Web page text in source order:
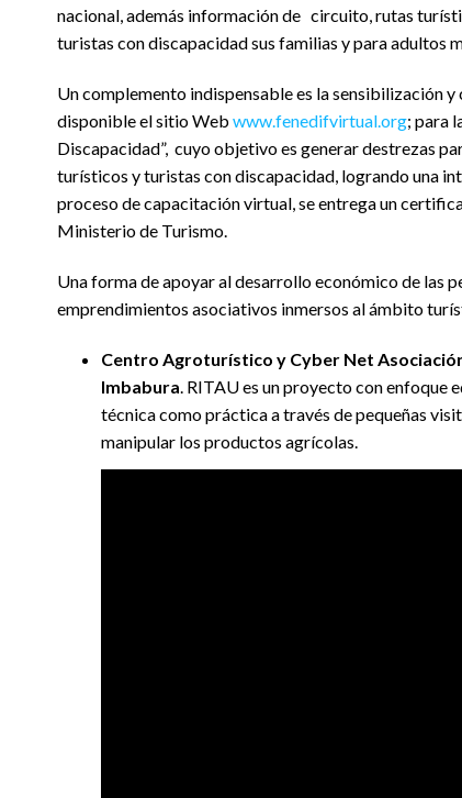
nacional, además información de circuito, rutas
turistas con discapacidad sus familias y para adultos
Un complemento indispensable es la sensibilización
disponible el sitio Web www.fenedifvirtual.org; para
Discapacidad”, cuyo objetivo es generar destrezas
turísticos y turistas con discapacidad, logrando una
proceso de capacitación virtual, se entrega un
Ministerio de Turismo.
Una forma de apoyar al desarrollo económico de las
emprendimientos asociativos inmersos al ámbito
Centro Agroturístico y Cyber Net
Imbabura . RITAU es un proyecto con
técnica como práctica a través de pequeñas
manipular los productos agrícolas.